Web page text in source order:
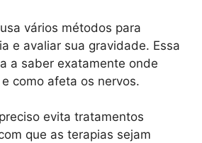
vários métodos para
e avaliar sua gravidade. Essa
a saber exatamente onde
como afeta os nervos.
evita tratamentos
que as terapias sejam